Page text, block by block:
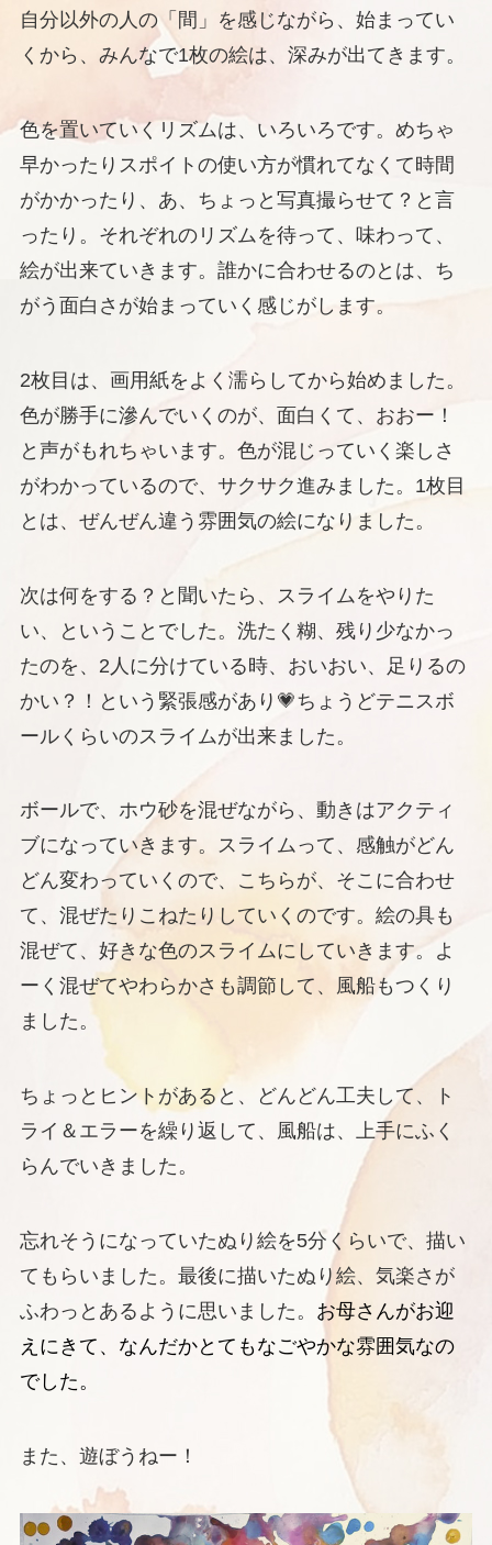
自分以外の人の「間」を感じながら、始まってい
くから、みんなで1枚の絵は、深みが出てきます。
色を置いていくリズムは、いろいろです。めちゃ
早かったりスポイトの使い方が慣れてなくて時間
がかかったり、あ、ちょっと写真撮らせて？と言
ったり。それぞれのリズムを待って、味わって、
絵が出来ていきます。誰かに合わせるのとは、ち
がう面白さが始まっていく感じがします。
2枚目は、画用紙をよく濡らしてから始めました。
色が勝手に滲んでいくのが、面白くて、おおー！
と声がもれちゃいます。色が混じっていく楽しさ
がわかっているので、サクサク進みました。1枚目
とは、ぜんぜん違う雰囲気の絵になりました。
次は何をする？と聞いたら、スライムをやりた
い、ということでした。洗たく糊、残り少なかっ
たのを、2人に分けている時、おいおい、足りるの
かい？！という緊張感があり💗ちょうどテニスボ
ールくらいのスライムが出来ました。
ボールで、ホウ砂を混ぜながら、動きはアクティ
ブになっていきます。スライムって、感触がどん
どん変わっていくので、こちらが、そこに合わせ
て、混ぜたりこねたりしていくのです。絵の具も
混ぜて、好きな色のスライムにしていきます。よ
ーく混ぜてやわらかさも調節して、風船もつくり
ました。
ちょっとヒントがあると、どんどん工夫して、ト
ライ＆エラーを繰り返して、風船は、上手にふく
らんでいきました。
忘れそうになっていたぬり絵を5分くらいで、描い
てもらいました。最後に描いたぬり絵、気楽さが
ふわっとあるように思いました。 お母さんがお迎
えにきて、なんだかとてもなごやかな雰囲気なの
でした。
また、遊ぼうねー！